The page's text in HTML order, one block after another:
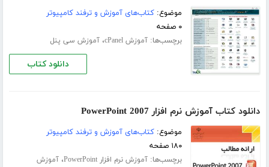
موضوع:کتاب‌های آموزش و ترفند کامپیوتر
۰ صفحه
برچسب‌ها:آموزش cPanel ،آموزش سی پنل
دانلود کتاب
دانلود کتاب آموزش نرم افزار PowerPoint 2007
موضوع:کتاب‌های آموزش و ترفند کامپیوتر
۱۸۰ صفحه
برچسب‌ها:آموزش نرم افزار PowerPoint ،آموزش